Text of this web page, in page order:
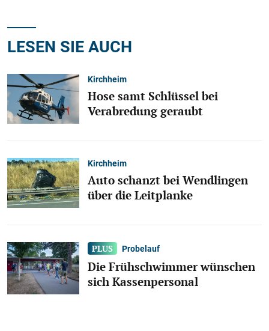
LESEN SIE AUCH
Kirchheim
Hose samt Schlüssel bei
Verabredung geraubt
Kirchheim
Auto schanzt bei Wendlingen
über die Leitplanke
Probelauf
Die Frühschwimmer wünschen
sich Kassenpersonal